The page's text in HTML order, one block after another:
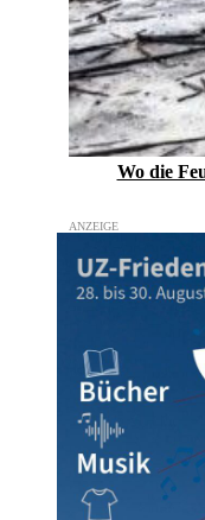
Wo die